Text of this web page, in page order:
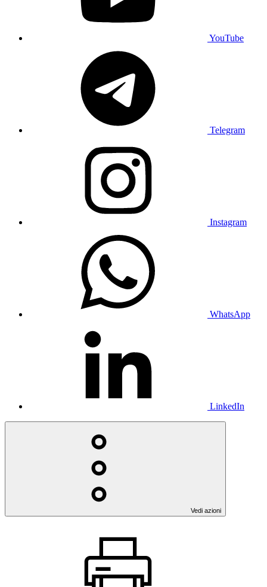
YouTube
Telegram
Instagram
WhatsApp
LinkedIn
Vedi azioni